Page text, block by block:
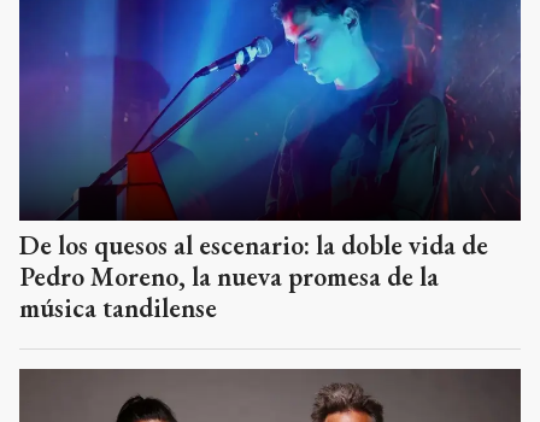
De los quesos al escenario: la doble vida de
Pedro Moreno, la nueva promesa de la
música tandilense